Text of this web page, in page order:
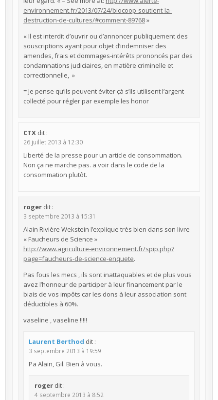
environnement.fr/2013/07/24/biocoop-soutient-la-
destruction-de-cultures/#comment-89768»
« Il est interdit d’ouvrir ou d’annoncer publiquement des
souscriptions ayant pour objet d’indemniser des
amendes, frais et dommages-intérêts prononcés par des
condamnations judiciaires, en matière criminelle et
correctionnelle, »
= Je pense qu’ils peuvent éviter çà s’ils utilisent l’argent
collecté pour régler par exemple les honor
CTX dit :
26 juillet 2013 à 12:30
Liberté de la presse pour un article de consommation.
Non ça ne marche pas. a voir dans le code de la
consommation plutôt.
roger dit :
3 septembre 2013 à 15:31
Alain Rivière Wekstein l’explique très bien dans son livre
« Faucheurs de Science »
http://www.agriculture-environnement.fr/spip.php?
page=faucheurs-de-science-enquete.
Pas fous les mecs , ils sont inattaquables et de plus vous
avez l’honneur de participer à leur financement par le
biais de vos impôts car les dons à leur association sont
déductibles à 60%.
vaseline , vaseline !!!!!
Laurent Berthod dit :
3 septembre 2013 à 19:59
Pa Alain, Gil. Bien à vous.
roger dit :
4 septembre 2013 à 8:52